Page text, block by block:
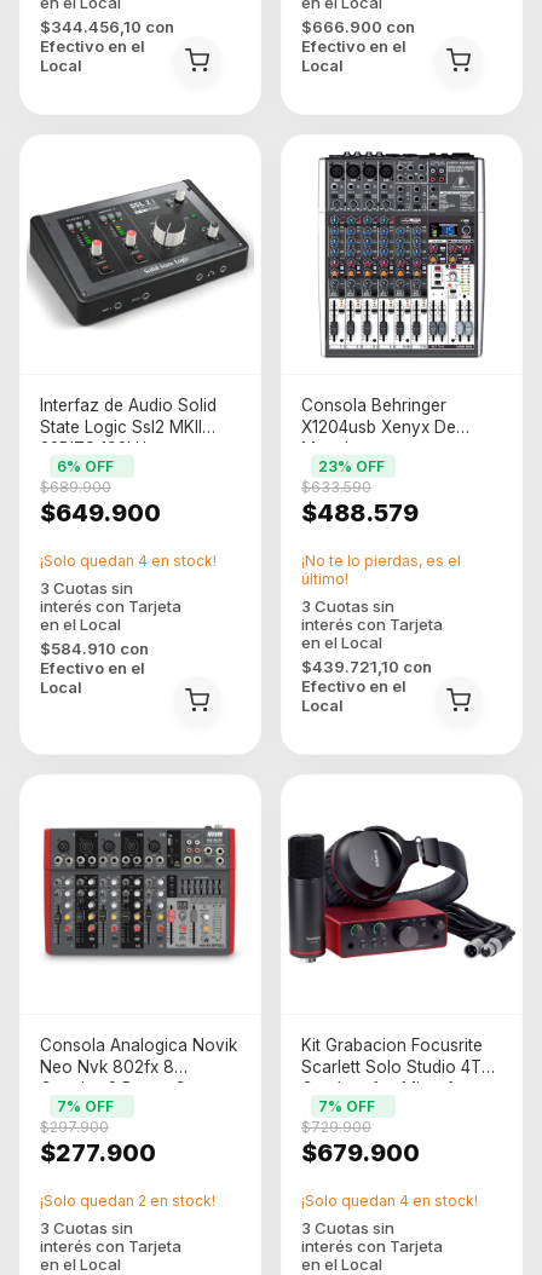
$344.456,10 con
Efectivo en el
Local
$666.900 con
Efectivo en el
Local
Interfaz de Audio Solid
State Logic Ssl2 MKII
32BITS 192kHz
$649.900
$689.900
6% OFF
$584.910 con
Efectivo en el
Local
¡Solo quedan 4 en stock!
Consola Behringer
X1204usb Xenyx De
Mezcla
$488.579
$633.590
23% OFF
$439.721,10 con
Efectivo en el
Local
¡No te lo pierdas, es el
último!
Consola Analogica Novik
Neo Nvk 802fx 8
Canales 2 Buses Con
Efectos Y Phantom
$277.900
$297.900
7% OFF
¡Solo quedan 2 en stock!
Kit Grabacion Focusrite
Scarlett Solo Studio 4TH
Gen Interfaz Microfono
Auricular
$679.900
$729.900
7% OFF
¡Solo quedan 4 en stock!